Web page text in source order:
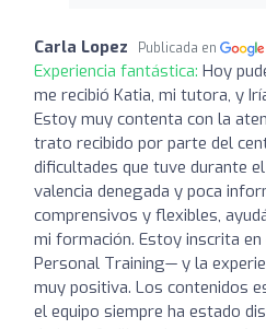
Carla Lopez Publicada en
Experiencia fantástica: Hoy
me recibió Katia, mi tutora, y
Estoy muy contenta con la
trato recibido por parte del
dificultades que tuve durante
valencia denegada y poca
comprensivos y flexibles,
mi formación. Estoy inscrita
Personal Training— y la
muy positiva. Los contenidos
el equipo siempre ha estado